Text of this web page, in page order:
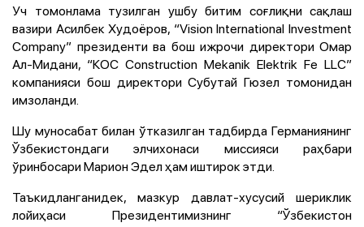
Уч томонлама тузилган ушбу битим соғлиқни сақлаш
вазири Асилбек Худоёров, “Vision International Investment
Company” президенти ва бош ижрочи директори Омар
Ал-Мидани, “КОС Сonstruction Mekanik Elektrik Fe LLC”
компанияси бош директори Субутай Гюзел томонидан
имзоланди.
Шу муносабат билан ўтказилган тадбирда Германиянинг
Ўзбекистондаги элчихонаси миссияси раҳбари
ўринбосари Марион Эдел ҳам иштирок этди.
Таъкидланганидек, мазкур давлат-хусусий шериклик
лойиҳаси Президентимизнинг “Ўзбекистон